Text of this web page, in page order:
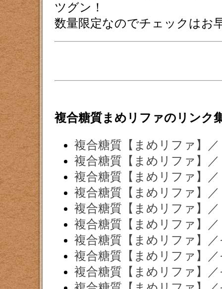
ツグン！
数量限定なのでチェックはお
複合糖質まめリファのリンク
複合糖質【まめリファ】
複合糖質【まめリファ】
複合糖質【まめリファ】
複合糖質【まめリファ】
複合糖質【まめリファ】
複合糖質【まめリファ】
複合糖質【まめリファ】
複合糖質【まめリファ】
複合糖質【まめリファ】